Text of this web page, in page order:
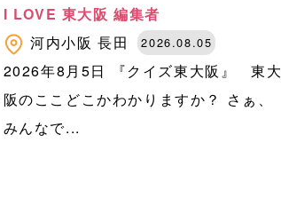
I LOVE 東大阪 編集者
河内小阪 長田 2026.08.05
2026年8月5日 『クイズ東大阪』 東大
阪のここどこかわかりますか？ さぁ、
みんなで...